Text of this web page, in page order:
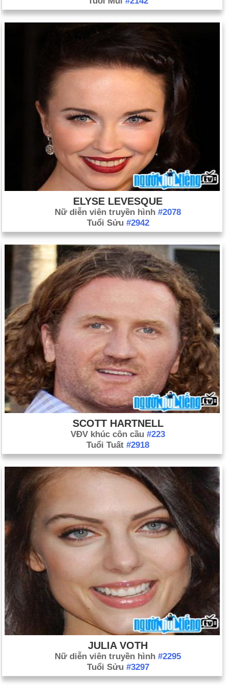
ELYSE LEVESQUE
Nữ diễn viên truyền hình #2078
Tuổi Sửu #2942
SCOTT HARTNELL
VĐV khúc côn cầu #223
Tuổi Tuất #2918
JULIA VOTH
Nữ diễn viên truyền hình #2295
Tuổi Sửu #3297